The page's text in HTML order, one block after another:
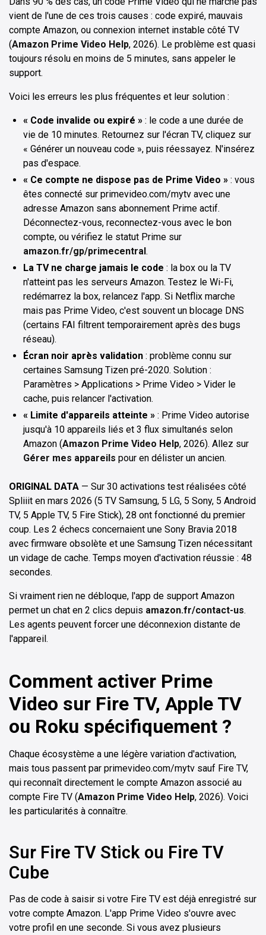
vient de l'une de ces trois causes : code expiré, mauvais
compte Amazon, ou connexion internet instable côté TV
(Amazon Prime Video Help, 2026). Le problème est quasi
toujours résolu en moins de 5 minutes, sans appeler le
support.
Voici les erreurs les plus fréquentes et leur solution :
« Code invalide ou expiré » : le code a une durée de
vie de 10 minutes. Retournez sur l'écran TV, cliquez sur
« Générer un nouveau code », puis réessayez. N'insérez
pas d'espace.
« Ce compte ne dispose pas de Prime Video » : vous
êtes connecté sur primevideo.com/mytv avec une
adresse Amazon sans abonnement Prime actif.
Déconnectez-vous, reconnectez-vous avec le bon
compte, ou vérifiez le statut Prime sur
amazon.fr/gp/primecentral.
La TV ne charge jamais le code : la box ou la TV
n'atteint pas les serveurs Amazon. Testez le Wi-Fi,
redémarrez la box, relancez l'app. Si Netflix marche
mais pas Prime Video, c'est souvent un blocage DNS
(certains FAI filtrent temporairement après des bugs
réseau).
Écran noir après validation : problème connu sur
certaines Samsung Tizen pré-2020. Solution :
Paramètres > Applications > Prime Video > Vider le
cache, puis relancer l'activation.
« Limite d'appareils atteinte » : Prime Video autorise
jusqu'à 10 appareils liés et 3 flux simultanés selon
Amazon (Amazon Prime Video Help, 2026). Allez sur
Gérer mes appareils pour en délister un ancien.
ORIGINAL DATA — Sur 30 activations test réalisées côté
Spliiit en mars 2026 (5 TV Samsung, 5 LG, 5 Sony, 5 Android
TV, 5 Apple TV, 5 Fire Stick), 28 ont fonctionné du premier
coup. Les 2 échecs concernaient une Sony Bravia 2018
avec firmware obsolète et une Samsung Tizen nécessitant
un vidage de cache. Temps moyen d'activation réussie : 48
secondes.
Si vraiment rien ne débloque, l'app de support Amazon
permet un chat en 2 clics depuis amazon.fr/contact-us.
Les agents peuvent forcer une déconnexion distante de
l'appareil.
Comment activer Prime
Video sur Fire TV, Apple TV
ou Roku spécifiquement ?
Chaque écosystème a une légère variation d'activation,
mais tous passent par primevideo.com/mytv sauf Fire TV,
qui reconnaît directement le compte Amazon associé au
compte Fire TV (Amazon Prime Video Help, 2026). Voici
les particularités à connaître.
Sur Fire TV Stick ou Fire TV
Cube
Pas de code à saisir si votre Fire TV est déjà enregistré sur
votre compte Amazon. L'app Prime Video s'ouvre avec
votre profil en une seconde. Si vous avez plusieurs